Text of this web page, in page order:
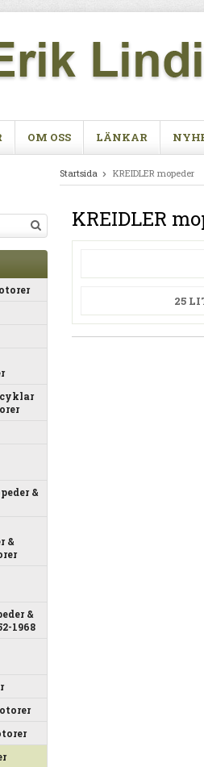
OM OSS LÄNKAR
&
&
&
1968
Startsida KREIDLER mopeder
KREIDLER
25